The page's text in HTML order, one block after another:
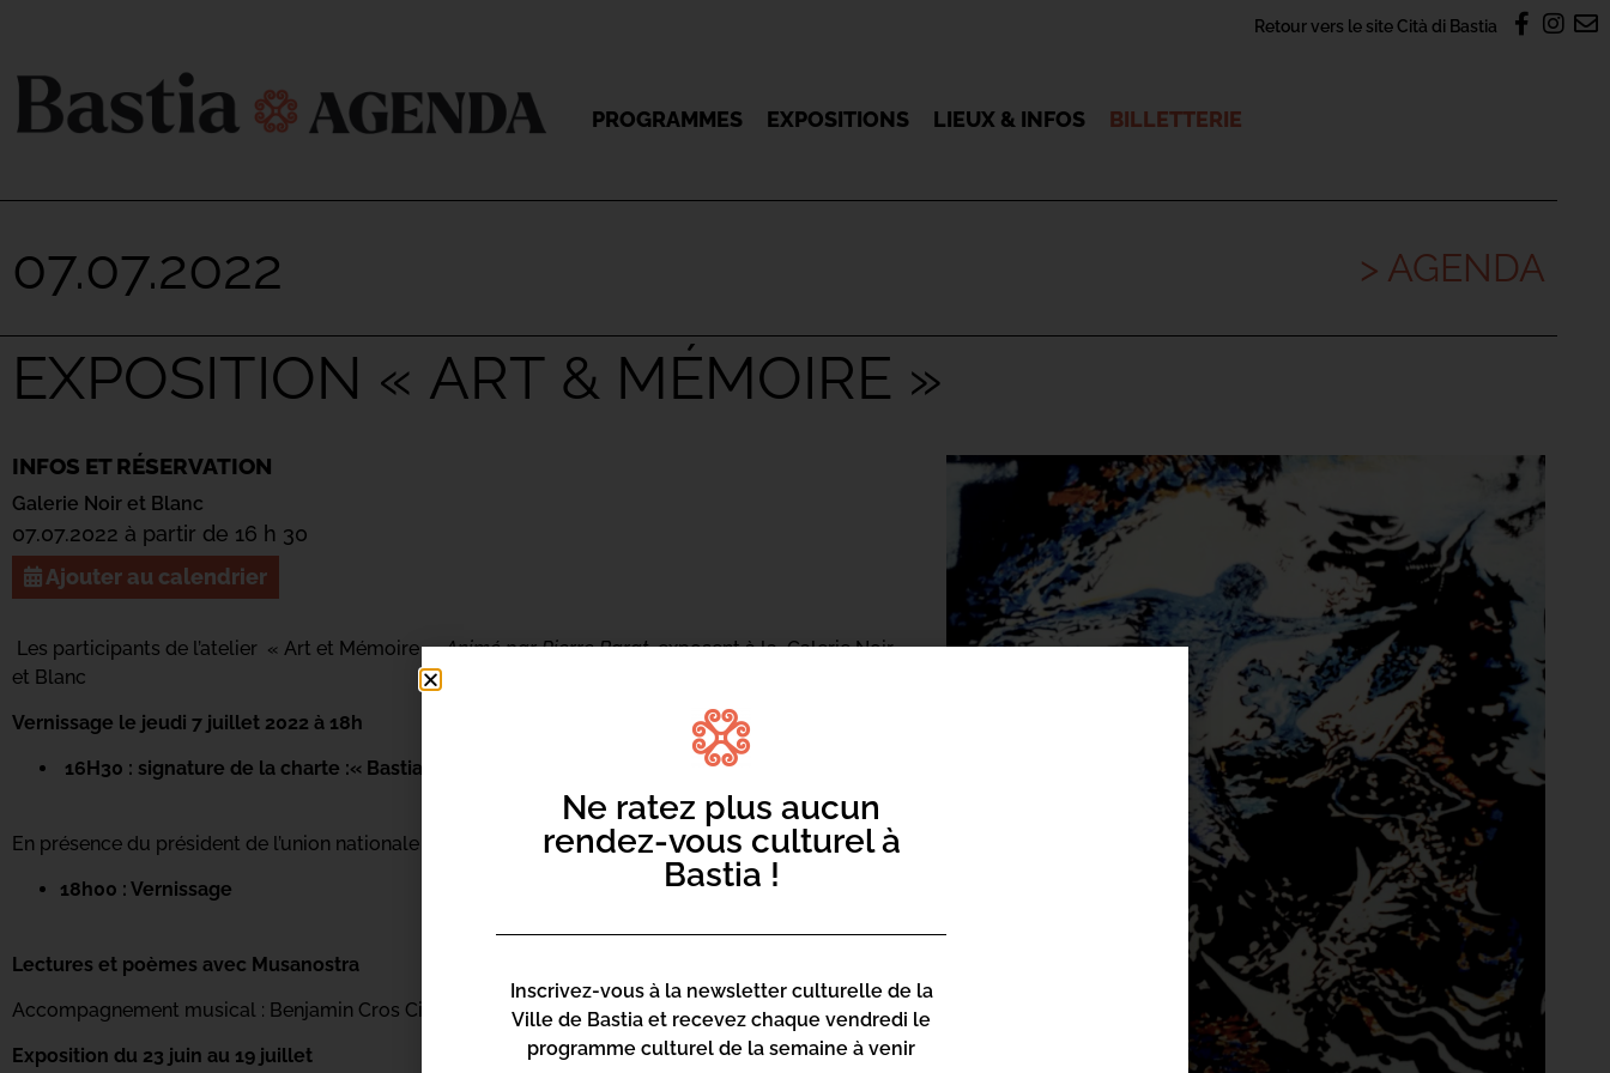
Retour vers le site Cità di Bastia
PROGRAMMES EXPOSITIONS LIEUX & INFOS BILLETTERIE
07.07.2022 > AGENDA
EXPOSITION « ART & MÉMOIRE »
INFOS ET RÉSERVATION
Galerie Noir et Blanc
07.07.2022 à partir de 16 h 30
Ajouter au calendrier
Les participants de l’atelier « Art et Mémoire » Animé parPierre Barat exposent à la Galerie Noir
et Blanc
Vernissage le jeudi 7 juillet 2022 à 18h
16H30 : signature de la charte :« Bastia Ville aidante Alzheimer »
En présence du président de l’union nationale France Alzheimer et du Maire de Bastia
18h00 : Vernissage
Lectures et poèmes avec Musanostra
Accompagnement musical : Benjamin Cros Ciccoli (violon) et Aude Faure (violoncelle)
Exposition du 23 juin au 19 juillet
Ne ratez plus aucun
rendez-vous culturel à
Bastia !
Inscrivez-vous à la newsletter culturelle de la
Ville de Bastia et recevez chaque vendredi le
programme culturel de la semaine à venir